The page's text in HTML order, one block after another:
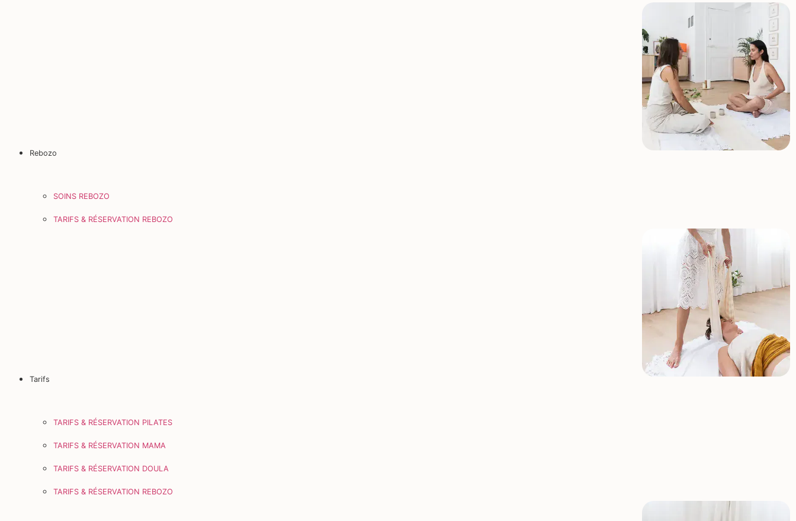
Rebozo
SOINS REBOZO
TARIFS & RÉSERVATION REBOZO
Tarifs
TARIFS & RÉSERVATION PILATES
TARIFS & RÉSERVATION MAMA
TARIFS & RÉSERVATION DOULA
TARIFS & RÉSERVATION REBOZO